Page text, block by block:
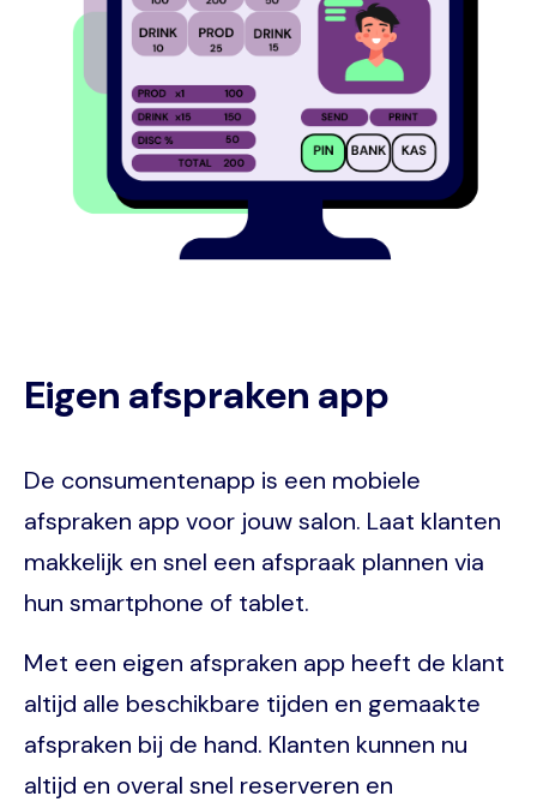
Eigen afspraken app
De consumentenapp is een mobiele
afspraken app voor jouw salon. Laat klanten
makkelijk en snel een afspraak plannen via
hun smartphone of tablet.
Met een eigen afspraken app heeft de klant
altijd alle beschikbare tijden en gemaakte
afspraken bij de hand. Klanten kunnen nu
altijd en overal snel reserveren en